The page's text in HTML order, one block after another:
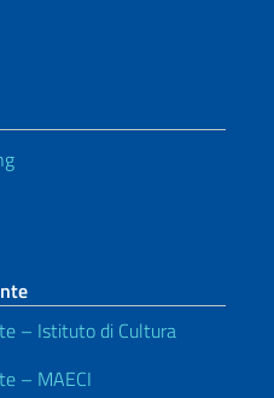
– Istituto di Cultura
– MAECI